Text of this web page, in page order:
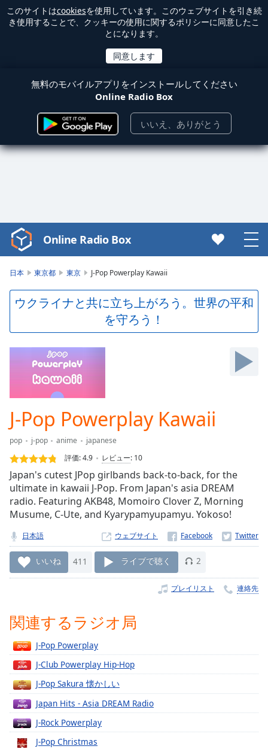
このサイトはcookiesを使用しています。このウェブサイトを引き続
き使用することで、クッキーの使用に関するポリシーに同意したこ
とになります。
無料のモバイルアプリをインストールしてください
Online Radio Box
いいえ、ありがとう
Video
Player
Play
Video
Skip
Duration
-:-
Loaded:
0.00%
Stream
TypeLIVE
Seek to
currently
live LIVE
Remaining
Time-
Playback
Rate
Chapters
Chapters
Descriptions
descriptions
off,
selected
Online Radio Box
日本 東京都 東京 J-Pop Powerplay Kawaii
ウクライナと共に立ち上がろう。世界の平和
を守ろう！
J-Pop Powerplay Kawaii
pop j-pop anime
japanese
評価:4.9 レビュー: 10
Japan's cutest JPop girlbands back-to-back, for the
ultimate in kawaii J-Pop. From Japan's asia DREAM
radio. Featuring AKB48, Momoiro Clover Z, Morning
Musume, C-Ute, and Kyarypamyupamyu. Yokoso!
日本語 ウェブサイト
いいね 411 ライブで聴く 2
プレイリスト 連絡先
関連するラジオ局
J-Pop Powerplay
J-Club Powerplay Hip-Hop
J-Pop Sakura 懐かしい
Japan Hits - Asia DREAM Radio
J-Rock Powerplay
J-Pop Christmas